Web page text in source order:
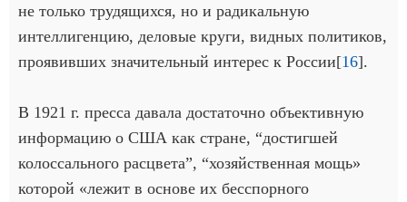
не только трудящихся, но и радикальную
интеллигенцию, деловые круги, видных политиков,
проявивших значительный интерес к России[16].
В 1921 г. пресса давала достаточно объективную
информацию о США как стране, “достигшей
колоссального расцвета”, “хозяйственная мощь»
которой «лежит в основе их бесспорного